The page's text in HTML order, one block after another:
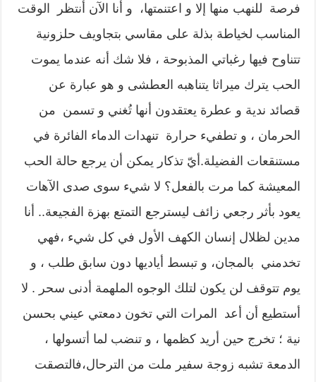
فرصة للنهب منها إلا و اعتنمتها، و أنا الآن أنتظر الوقت
المناسب لخياطة بذلة على مقاسي بتجاويف حلزونية
تتناوح فيها رغباتي المذبوحة ، فلا شك أنه عندما يموت
الحب يترك ميراثا يتناهبه العطشى و هو عبارة عن
قصائد ندية و عطرة يعتقدون أنها تُغني و تسمن من
الحرمان ، و تطفيء حرارة تنهدات الدماء الفائرة في
مستنقعات الفضيلة.أيّ تذكار يمكن أن يرجع حالة الحب
المعيشة كما مرت بالفعل؟ لا شيء سوى صدى الآهات
يعود بأثر رجعي زائف ليسترجع التمتع بهزة الفجيعة.. أنا
مدين لظلال إنسان الكهف الأول في كل شيء ،فهي
تخدمني بالمجان، و تبسط أياديها دون سابق طلب ، و
يوم تتوقف لن يكون لتلك الوجوه الملهمة أدنى سحر . لا
أستطيع أن أعد المرات التي تخون دمعتي عيني بحسن
نية ؛ تخرج حين أريد كظمها ، و تنضب لما أتسولها ،
الدمعة تشبه زوجة سفير ملت من الترحال،فالتصقت